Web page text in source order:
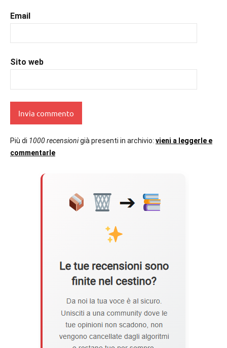
Email
Sito web
Più di 1000 recensionigià presenti in archivio: vieni a leggerle e
commentarle